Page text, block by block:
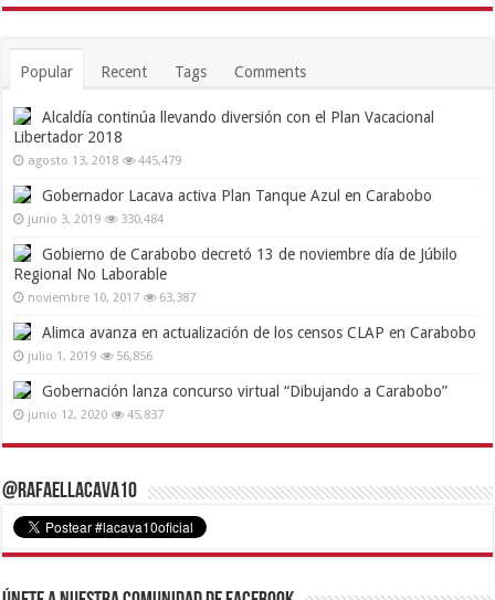
Popular Recent Tags Comments
Alcaldía continúa llevando diversión con el Plan Vacacional
Libertador 2018
agosto 13, 2018 445,479
Gobernador Lacava activa Plan Tanque Azul en Carabobo
junio 3, 2019 330,484
Gobierno de Carabobo decretó 13 de noviembre día de Júbilo
Regional No Laborable
noviembre 10, 2017 63,387
Alimca avanza en actualización de los censos CLAP en Carabobo
julio 1, 2019 56,856
Gobernación lanza concurso virtual “Dibujando a Carabobo”
junio 12, 2020 45,837
@RafaelLacava10